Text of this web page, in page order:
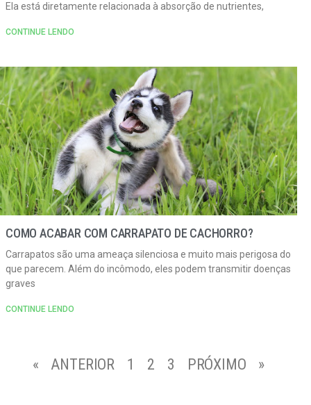
Ela está diretamente relacionada à absorção de nutrientes,
CONTINUE LENDO
COMO ACABAR COM CARRAPATO DE CACHORRO?
Carrapatos são uma ameaça silenciosa e muito mais perigosa do
que parecem. Além do incômodo, eles podem transmitir doenças
graves
CONTINUE LENDO
« ANTERIOR 1 2 3 PRÓXIMO »